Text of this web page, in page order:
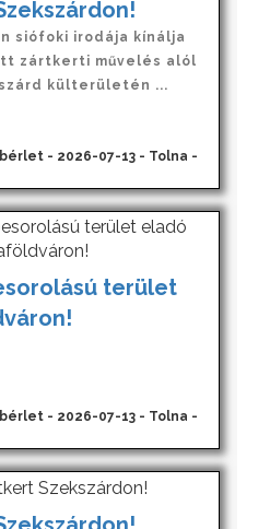
siófoki irodája kínálja
zártkerti művelés alól
külterületén ...
- 2026-07-13 - Tolna -
terület
- 2026-07-13 - Tolna -